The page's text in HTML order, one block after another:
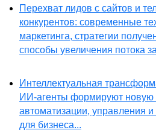
Перехват лидов с сайтов и
конкурентов: современные
маркетинга, стратегии
способы увеличения потока
Интеллектуальная
ИИ-агенты формируют новую
автоматизации, управления
для бизнеса...